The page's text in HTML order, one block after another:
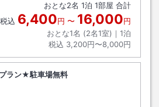
おとな2名 1泊 1部屋 合計
税込 6,400円 〜 16,000円
おとな1名 (2名1室)｜ 1泊
税込 3,200円〜8,000円
ラン★駐車場無料
ト